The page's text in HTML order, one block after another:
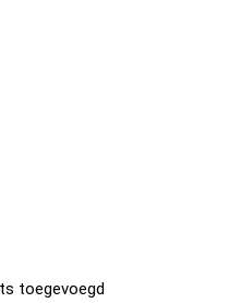
toegevoegd